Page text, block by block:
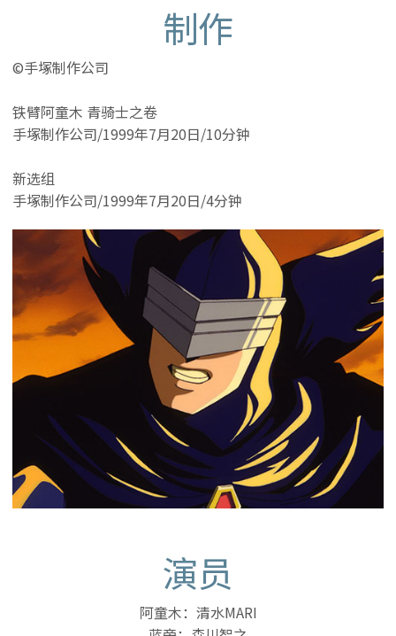
制作
©手塚制作公司
铁臂阿童木 青骑士之卷
手塚制作公司/1999年7月20日/10分钟
新选组
手塚制作公司/1999年7月20日/4分钟
演员
阿童木：清水MARI